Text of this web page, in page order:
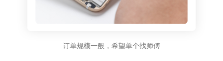
订单规模一般，希望单个找师傅